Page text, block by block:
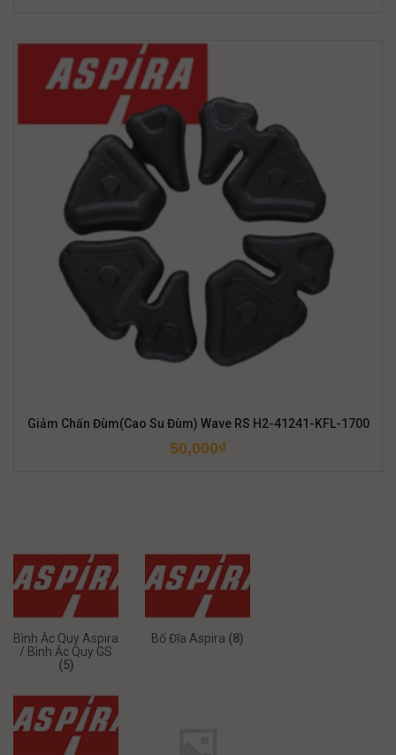
Giảm Chấn Đùm(Cao Su Đùm) Wave RS H2-41241-KFL-1700
50,000₫
Bình Ắc Quy Aspira
/ Bình Ắc Quy GS
(5)
Bố Đĩa Aspira (8)